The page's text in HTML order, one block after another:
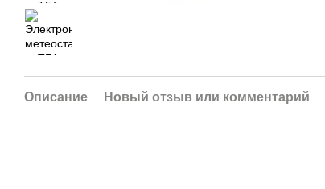
Описание Новый отзыв или комментарий